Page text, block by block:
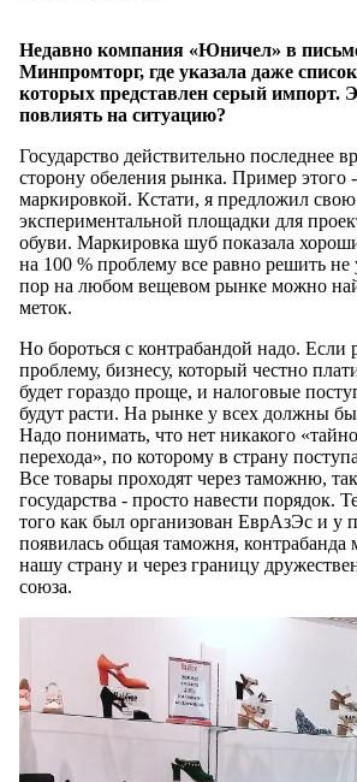
Недавно компания «Юничел» в
Минпромторг, где указала даже
которых представлен серый импорт.
повлиять на ситуацию?
Государство действительно последнее
сторону обеления рынка. Пример этого
маркировкой. Кстати, я предложил свою
экспериментальной площадки для
обуви. Маркировка шуб показала
на 100 % проблему все равно решить не
пор на любом вещевом рынке можно
меток.
Но бороться с контрабандой надо. Если
проблему, бизнесу, который честно
будет гораздо проще, и налоговые
будут расти. На рынке у всех должны
Надо понимать, что нет никакого
перехода», по которому в страну
Все товары проходят через таможню, так
государства - просто навести порядок.
того как был организован ЕврАзЭс и у
появилась общая таможня, контрабанда
нашу страну и через границу
союза.